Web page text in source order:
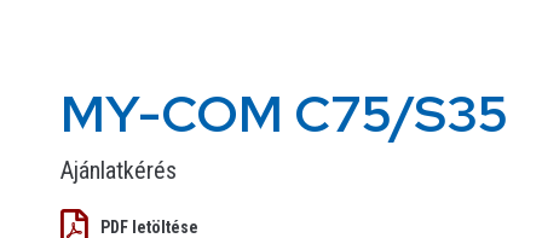
MY-COM C75/S35
Ajánlatkérés
PDF letöltése